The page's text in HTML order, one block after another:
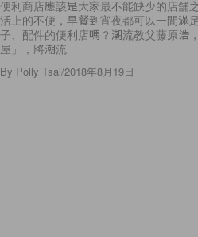
便利商店應該是大家最不能缺少的店舖
活上的不便，早餐到宵夜都可以一間滿
子、配件的便利店嗎？潮流教父藤原浩
屋」，將潮流
By Polly Tsai/2018年8月19日